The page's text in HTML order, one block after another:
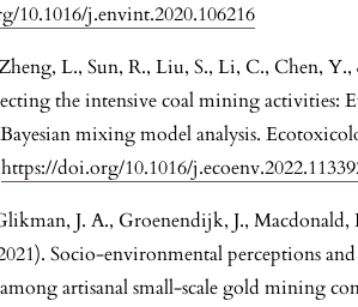
10.1016/j.envint.2020.106216
L., Sun, R., Liu, S., Li, C., Chen,
the intensive coal mining activities:
mixing model analysis.
https://doi.org/10.1016/
J. A., Groenendijk, J.,
Socio-environmental perceptions
artisanal small-scale gold mining